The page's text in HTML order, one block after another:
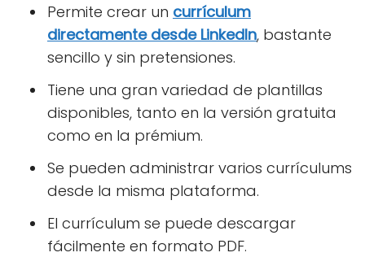
Permite crear un currículum
directamente desde LinkedIn, bastante
sencillo y sin pretensiones.
Tiene una gran variedad de plantillas
disponibles, tanto en la versión gratuita
como en la prémium.
Se pueden administrar varios currículums
desde la misma plataforma.
El currículum se puede descargar
fácilmente en formato PDF.